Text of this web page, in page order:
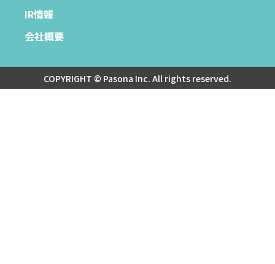
IR情報
会社概要
COPYRIGHT © Pasona Inc. All rights reserved.